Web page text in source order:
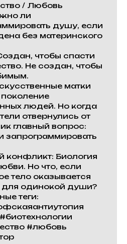
/ Любовь
ли
душу, если
без материнского
чтобы спасти
Не создан, чтобы
матки
людей. Но когда
отвернулись от
главный вопрос:
запрограммировать
конфликт: Биология
Но что, если
тело оказывается
одинокой души?
теги:
#любовь